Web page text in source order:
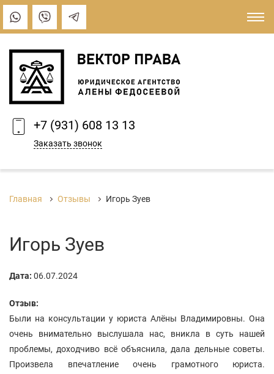
+7 (931) 608 13 13
Заказать звонок
Главная Отзывы Игорь Зуев
Игорь Зуев
Дата: 06.07.2024
Отзыв:
Были на консультации у юриста Алёны Владимировны. Она
очень внимательно выслушала нас, вникла в суть нашей
проблемы, доходчиво всё объяснила, дала дельные советы.
Произвела впечатление очень грамотного юриста.